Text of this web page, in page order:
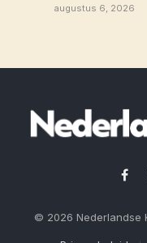
augustus 6, 2026
© 2026 Nederlandse